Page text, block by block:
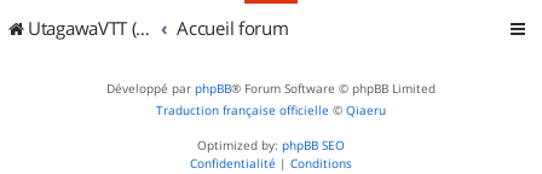
UtagawaVTT (Randos VTT et VTTAE avec traces GPS) Accueil forum
Développé par phpBB® Forum Software © phpBB Limited
Traduction française officielle © Qiaeru
Optimized by: phpBB SEO
Confidentialité | Conditions